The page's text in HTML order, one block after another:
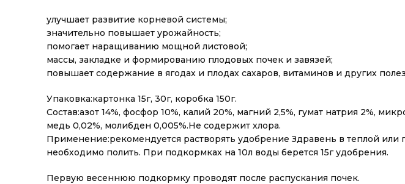
улучшает развитие корневой системы;
значительно повышает урожайность;
помогает наращиванию мощной листовой;
массы, закладке и формированию плодовых почек и завязей;
повышает содержание в ягодах и плодах сахаров, витаминов и других
Упаковка:картонка 15г, 30г, коробка 150г.
Состав:азот 14%, фосфор 10%, калий 20%, магний 2,5%, гумат натрия 2%,
медь 0,02%, молибден 0,005%.Не содержит хлора.
Применение:рекомендуется растворять удобрение Здравень в теплой или
необходимо полить. При подкормках на 10л воды берется 15г удобрения.
Первую весеннюю подкормку проводят после распускания почек.